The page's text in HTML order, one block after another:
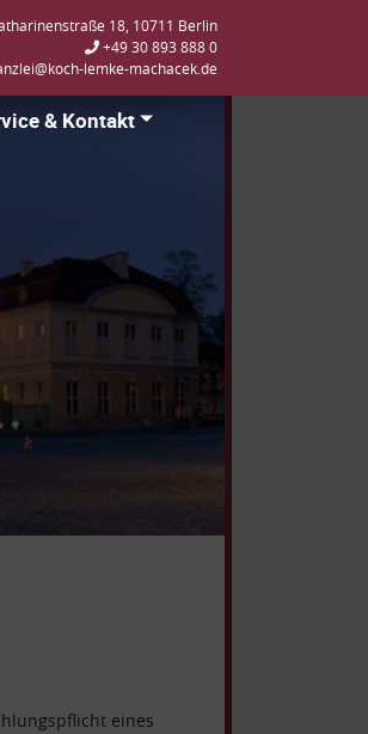
18, 10711 Berlin
+49 30 893 888 0
lemke-machacek.de
& Kontakt
eines